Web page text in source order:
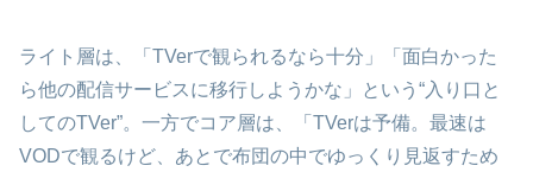
ライト層は、「TVerで観られるなら十分」「面白かった
ら他の配信サービスに移行しようかな」という“入り口と
してのTVer”。一方でコア層は、「TVerは予備。最速は
VODで観るけど、あとで布団の中でゆっくり見返すため